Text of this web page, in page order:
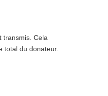
transmis. Cela
total du donateur.